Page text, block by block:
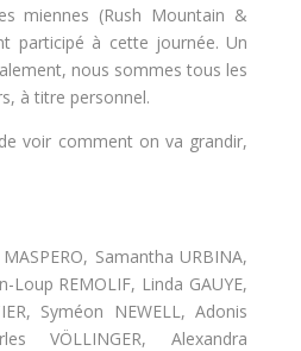
miennes (Rush Mountain &
participé à cette journée. Un
nous sommes tous les
à titre personnel.
voir comment on va grandir,
Samantha URBINA,
Loup REMOLIF, Linda GAUYE,
Syméon NEWELL, Adonis
VÖLLINGER, Alexandra